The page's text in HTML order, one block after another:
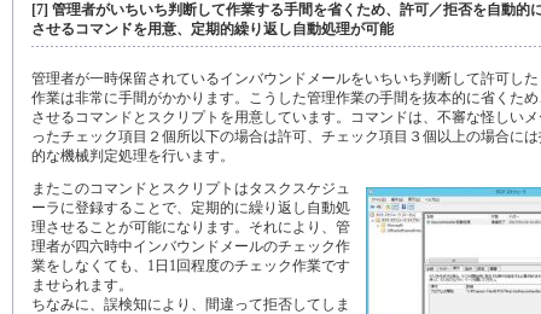
[7] 管理者がいちいち判断して作業する手間を省くため、許可／拒否を自動的
させるコマンドを用意、定期的繰り返し自動処理が可能
管理者が一時保留されているインバウンドメールをいちいち判断して許可し
作業は非常に手間がかかります。こうした管理作業の手間を抜本的に省くた
させるコマンドとスクリプトを用意しています。コマンドは、不審な怪しい
ったチェック項目２個所以下の場合は許可、チェック項目３個以上の場合に
的な機械判定処理を行います。
またこのコマンドとスクリプトはタスクスケジュ
ーラに登録することで、定期的に繰り返し自動処
理させることが可能になります。それにより、管
理者が四六時中インバウンドメールのチェック作
業をしなくても、1日1回程度のチェック作業です
ませられます。
ちなみに、誤検知により、間違って拒否してしま